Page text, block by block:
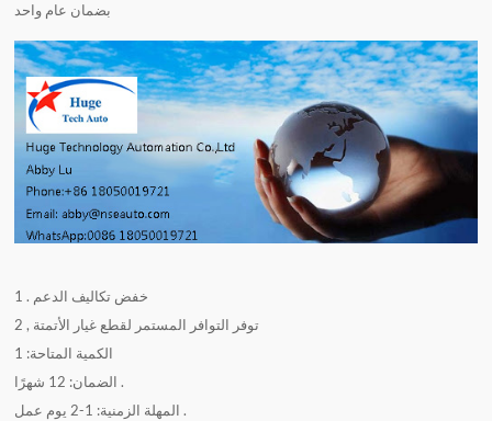
بضمان عام واحد
1 . خفض تكاليف الدعم
2 , توفر التوافر المستمر لقطع غيار الأتمتة
الكمية المتاحة: 1
الضمان: 12 شهرًا .
المهلة الزمنية: 1-2 يوم عمل .